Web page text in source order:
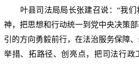
叶县司法局局长张建召说：“我们
神，把思想和行动统一到党中央决策
引的方向勇毅前行，在法治服务保障
举措、拓路径、创亮点，把司法行政